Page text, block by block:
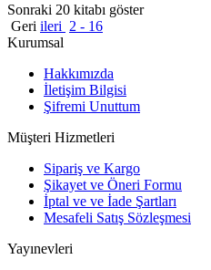
Sonraki 20 kitabı göster
Geri ileri 2 - 16
Kurumsal
Hakkımızda
İletişim Bilgisi
Şifremi Unuttum
Müşteri Hizmetleri
Sipariş ve Kargo
Şikayet ve Öneri Formu
İptal ve ve İade Şartları
Mesafeli Satış Sözleşmesi
Yayınevleri